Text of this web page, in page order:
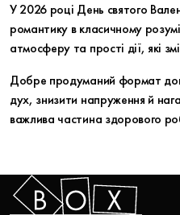
У 2026 році День святого
романтику в класичному
атмосферу та прості дії, які
Добре продуманий формат
дух, знизити напруження й
важлива частина здорового